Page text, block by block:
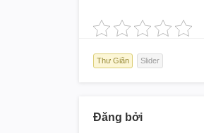
Thư Giãn Slider
Đăng bởi